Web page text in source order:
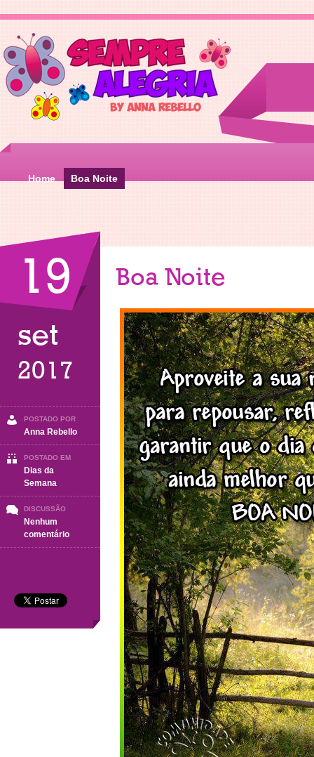
Home Boa Noite
19
set
2017
POSTADO POR
Anna Rebello
POSTADO EM
Dias da
Semana
DISCUSSÃO
Nenhum
comentárioem
Boa
Boa Noite